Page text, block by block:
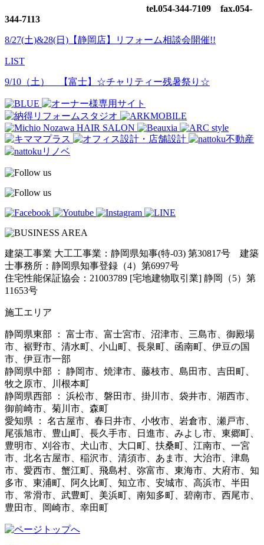
tel.054-344-7109 fax.054-
344-7113
8/27(土)&28(日)【静岡店】リフォーム相談会開催!!
LIST
9/10（土） 【富士】☆チャリティー残暑祭り☆
建築工事業 大工工事業：静岡県知事(特-03) 第30817号 建築
士事務所：静岡県知事登録（4）第6997号
住宅性能保証協会：21003789 [宅地建物取引業] 静岡（5）第
11653号
施工エリア
静岡県東部 ： 富士市、富士宮市、沼津市、三島市、御殿場
市、裾野市、清水町、小山町、長泉町、函南町、伊豆の国
市、伊豆市一部
静岡県中部 ： 静岡市、焼津市、藤枝市、島田市、吉田町、
牧之原市、川根本町
静岡県西部 ： 浜松市、磐田市、掛川市、袋井市、湖西市、
御前崎市、菊川市、森町
愛知県 ： 名古屋市、春日井市、小牧市、岩倉市、瀬戸市、
尾張旭市、豊山町、長久手市、日進市、みよし市、東郷町、
豊明市、刈谷市、犬山市、大口町、扶桑町、江南市、一宮
市、北名古屋市、稲沢市、清須市、あま市、大治市、津島
市、愛西市、蟹江町、飛島村、弥富市、東海市、大府市、知
多市、東浦町、阿久比町、知立市、安城市、高浜市、半田
市、常滑市、武豊町、美浜町、南知多町、碧南市、西尾市、
豊田市、岡崎市、幸田町